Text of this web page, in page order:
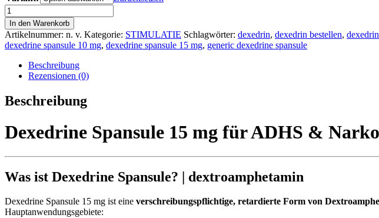
Dexedrine
Spansule
Menge
In den Warenkorb
Artikelnummer: n. v. Kategorie: STIMULATIE Schlagwörter: dexedrin, dexedrin bestellen,
dexedrine spansule 10 mg, dexedrine spansule 15 mg, generic dexedrine spansule
Beschreibung
Rezensionen (0)
Beschreibung
Dexedrine Spansule 15 mg für ADHS &
Was ist Dexedrine Spansule? | dextroamphetamin
Dexedrine Spansule 15 mg ist eine verschreibungspflichtige, retardierte Form von
Hauptanwendungsgebiete: